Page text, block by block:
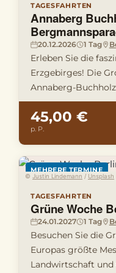
TAGESFAHRTEN
Annaberg
20.12.2026 1 Tag
Erleben Sie die
Erzgebirges! Die
Annaberg-
Tradition – mit
45,00 €
p. P.
MEHRERE TERMINE
© Justin Lindemann / Unsplash
TAGESFAHRTEN
Grüne Woche
24.01.2027 1 Tag
Besuchen Sie die
Europas größte
Landwirtschaft und